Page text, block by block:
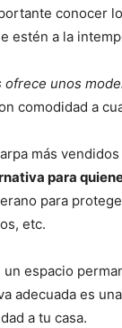
conocer
estén a la
ofrece unos
comodidad a
más
para
para
etc.
un espacio
adecuada es
a tu casa.